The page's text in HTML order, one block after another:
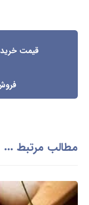
قیمت خرید
مطالب مرتبط ...